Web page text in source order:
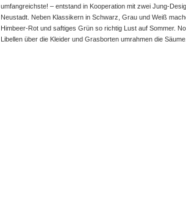
umfangreichste! – entstand in Kooperation mit zwei Jung-
Neustadt. Neben Klassikern in Schwarz, Grau und Weiß
Himbeer-Rot und saftiges Grün so richtig Lust auf Sommer.
Libellen über die Kleider und Grasborten umrahmen die Säume.